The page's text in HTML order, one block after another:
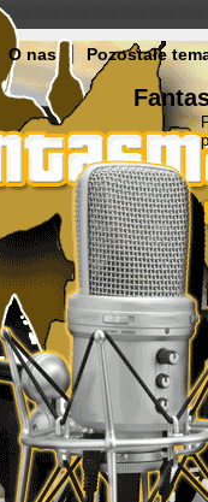
O nas Pozostałe